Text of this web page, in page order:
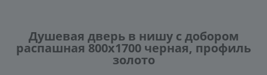
Душевая дверь в нишу с добором
распашная 800х1700 черная, профиль
золото